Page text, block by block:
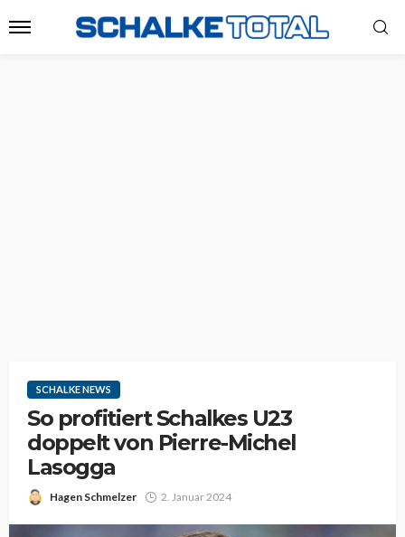
SCHALKE NEWS
So profitiert Schalkes U23
doppelt von Pierre-Michel
Lasogga
Hagen Schmelzer 2. Januar 2024